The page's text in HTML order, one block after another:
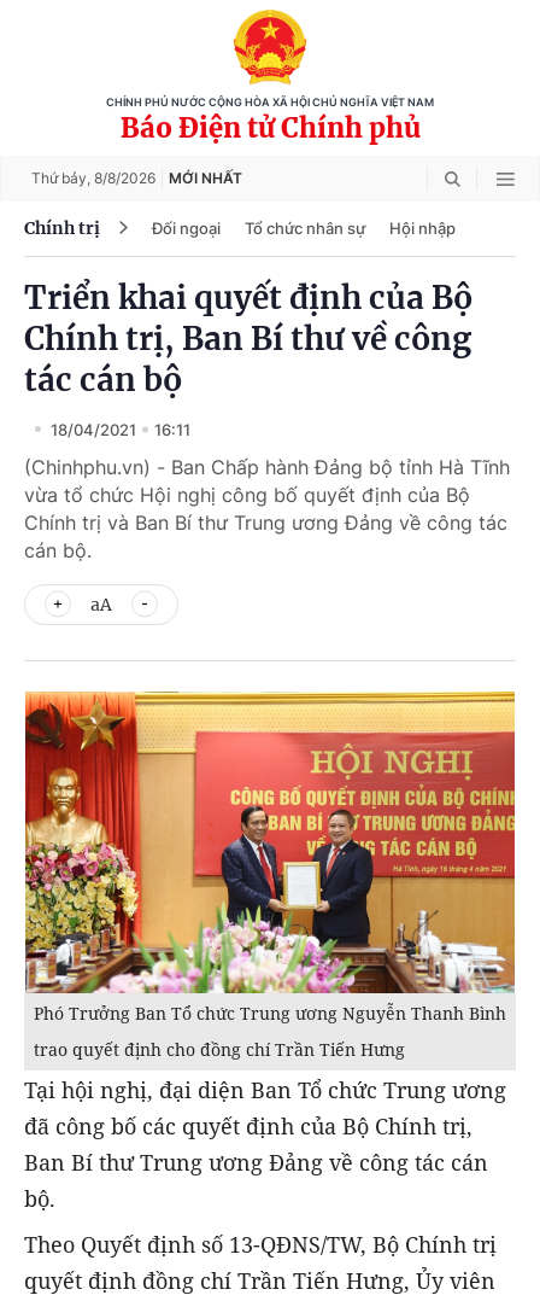
CHÍNH PHỦ NƯỚC CỘNG HÒA XÃ HỘI CHỦ NGHĨA VIỆT NAM
Báo Điện tử Chính phủ
Thứ bảy, 8/8/2026 MỚI NHẤT
Chính trị Đối ngoại Tổ chức nhân sự Hội nhập
Triển khai quyết định của Bộ
Chính trị, Ban Bí thư về công
tác cán bộ
18/04/2021 16:11
(Chinhphu.vn) - Ban Chấp hành Đảng bộ tỉnh Hà Tĩnh
vừa tổ chức Hội nghị công bố quyết định của Bộ
Chính trị và Ban Bí thư Trung ương Đảng về công tác
cán bộ.
aA
Phó Trưởng Ban Tổ chức Trung ương Nguyễn Thanh Bình
trao quyết định cho đồng chí Trần Tiến Hưng
Tại hội nghị, đại diện Ban Tổ chức Trung ương
đã công bố các quyết định của Bộ Chính trị,
Ban Bí thư Trung ương Đảng về công tác cán
bộ.
Theo Quyết định số 13-QĐNS/TW, Bộ Chính trị
quyết định đồng chí Trần Tiến Hưng, Ủy viên